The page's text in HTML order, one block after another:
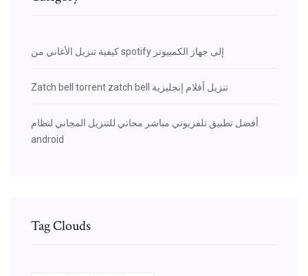
كيفية تنزيل الأغاني من spotify إلى جهاز الكمبيوتر
Zatch bell torrent zatch bell تنزيل أفلام إنجليزية
أفضل تطبيق تلفزيوني مباشر مجاني للتنزيل المجاني لنظام
android
Tag Clouds